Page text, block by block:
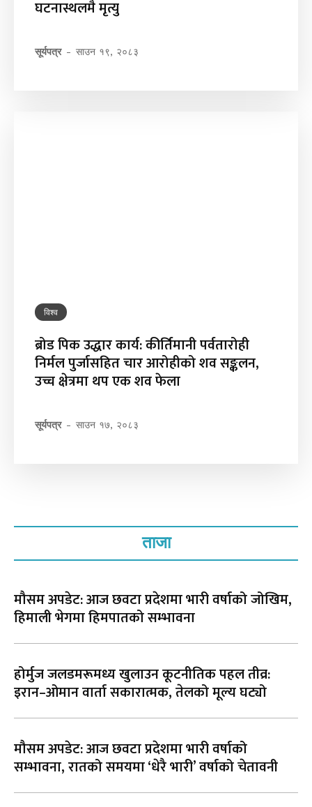
घटनास्थलमै मृत्यु
सूर्यपत्र - साउन १९, २०८३
विश्व
ब्रोड पिक उद्धार कार्य: कीर्तिमानी पर्वतारोही
निर्मल पुर्जासहित चार आरोहीको शव सङ्कलन,
उच्च क्षेत्रमा थप एक शव फेला
सूर्यपत्र - साउन १७, २०८३
ताजा
मौसम अपडेट: आज छवटा प्रदेशमा भारी वर्षाको जोखिम,
हिमाली भेगमा हिमपातको सम्भावना
होर्मुज जलडमरूमध्य खुलाउन कूटनीतिक पहल तीव्र:
इरान–ओमान वार्ता सकारात्मक, तेलको मूल्य घट्यो
मौसम अपडेट: आज छवटा प्रदेशमा भारी वर्षाको
सम्भावना, रातको समयमा ‘धेरै भारी’ वर्षाको चेतावनी